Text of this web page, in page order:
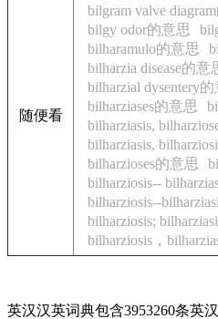
随便看
bilgram valve
bilgy odor的意思
bilharamulo的意思
bilharzia disease的意
bilharzial dysentery的
bilharziases的意思
bilharziasis,
bilharziasis,
bilharzioses的意思
bilharziosis--
bilharziosis--
bilharziosis;
bilharziosis，
英汉汉英词典包含3953260条英